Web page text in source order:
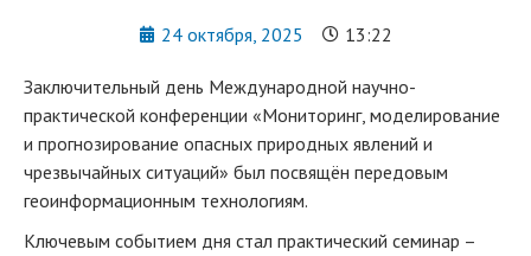
24 октября, 2025 13:22
Заключительный день Международной научно-
практической конференции «Мониторинг, моделирование
и прогнозирование опасных природных явлений и
чрезвычайных ситуаций» был посвящён передовым
геоинформационным технологиям.
Ключевым событием дня стал практический семинар –